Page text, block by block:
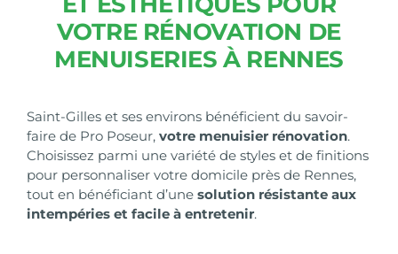
VOTRE RÉNOVATION DE
MENUISERIES À RENNES
Saint-Gilles et ses environs bénéficient du savoir-
faire de Pro Poseur,votre menuisier rénovation.
Choisissez parmi une variété de styles et de finitions
pour personnaliser votre domicile près de Rennes,
tout en bénéficiant d’une solution résistante aux
intempéries et facile à entretenir.